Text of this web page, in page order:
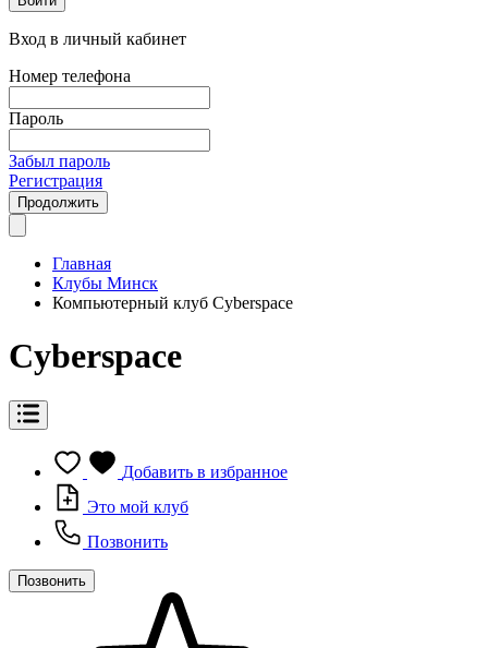
Вход в личный кабинет
Номер телефона
Пароль
Забыл пароль
Регистрация
Продолжить
Главная
Клубы Минск
Компьютерный клуб Cyberspace
Cyberspace
Добавить в избранное
Это мой клуб
Позвонить
Позвонить